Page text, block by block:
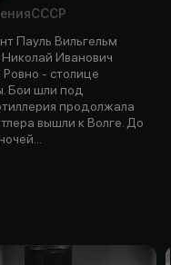
СССР
Пауль Вильгельм
Иванович
Ровно - столице
Бои шли под
продолжала
вышли к Волге. До